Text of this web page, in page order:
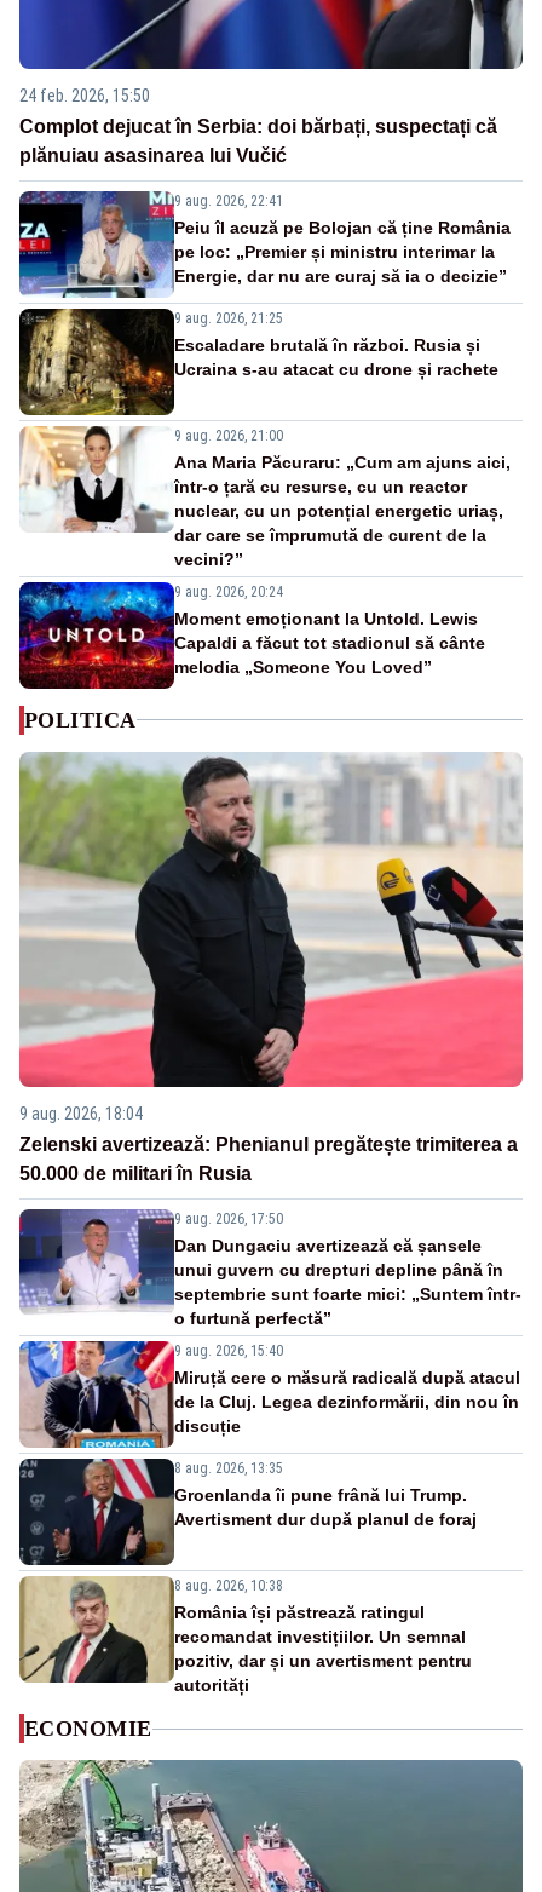
24 feb. 2026, 15:50
Complot dejucat în Serbia: doi bărbați, suspectați că
plănuiau asasinarea lui Vučić
9 aug. 2026, 22:41
Peiu îl acuză pe Bolojan că ține România
pe loc: „Premier și ministru interimar la
Energie, dar nu are curaj să ia o decizie”
9 aug. 2026, 21:25
Escaladare brutală în război. Rusia și
Ucraina s-au atacat cu drone și rachete
9 aug. 2026, 21:00
Ana Maria Păcuraru: „Cum am ajuns aici,
într-o țară cu resurse, cu un reactor
nuclear, cu un potențial energetic uriaș,
dar care se împrumută de curent de la
vecini?”
9 aug. 2026, 20:24
Moment emoționant la Untold. Lewis
Capaldi a făcut tot stadionul să cânte
melodia „Someone You Loved”
POLITICA
9 aug. 2026, 18:04
Zelenski avertizează: Phenianul pregătește trimiterea a
50.000 de militari în Rusia
9 aug. 2026, 17:50
Dan Dungaciu avertizează că șansele
unui guvern cu drepturi depline până în
septembrie sunt foarte mici: „Suntem într-
o furtună perfectă”
9 aug. 2026, 15:40
Miruță cere o măsură radicală după atacul
de la Cluj. Legea dezinformării, din nou în
discuție
8 aug. 2026, 13:35
Groenlanda îi pune frână lui Trump.
Avertisment dur după planul de foraj
8 aug. 2026, 10:38
România își păstrează ratingul
recomandat investițiilor. Un semnal
pozitiv, dar și un avertisment pentru
autorități
ECONOMIE